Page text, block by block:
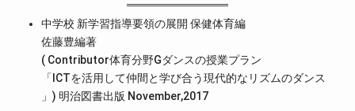
中学校 新学習指導要領の展開 保健体育編
佐藤豊編著
( Contributor体育分野Gダンスの授業プラン
「ICTを活用して仲間と学び合う現代的なリズムのダンス
」) 明治図書出版 November,2017